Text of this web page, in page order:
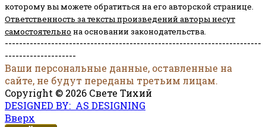
которому вы можете обратиться на его авторской странице.
Ответственность за тексты произведений авторы несут
самостоятельно на основании законодательства.
------------------------------------------------------------------------
--------------------
Ваши персональные данные, оставленные на
сайте, не будут переданы третьим лицам.
Copyright © 2026 Свете Тихий
DESIGNED BY: AS DESIGNING
Вверх